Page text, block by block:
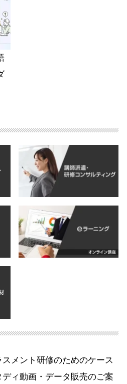
スメント研修のためのケース
ディ動画・データ販売のご案